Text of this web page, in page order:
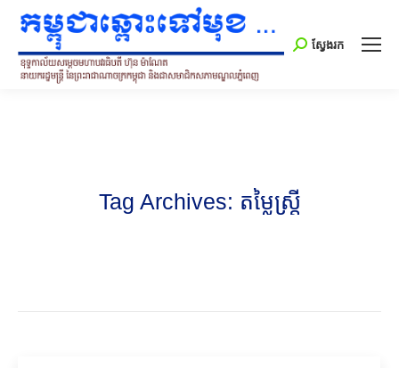
Search:
ស្វែងរក
Tag Archives: តម្លៃស្ត្រី